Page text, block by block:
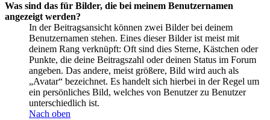
Was sind das für Bilder, die bei meinem Benutzernamen
angezeigt werden?
In der Beitragsansicht können zwei Bilder bei deinem
Benutzernamen stehen. Eines dieser Bilder ist meist mit
deinem Rang verknüpft: Oft sind dies Sterne, Kästchen oder
Punkte, die deine Beitragszahl oder deinen Status im Forum
angeben. Das andere, meist größere, Bild wird auch als
„Avatar“ bezeichnet. Es handelt sich hierbei in der Regel um
ein persönliches Bild, welches von Benutzer zu Benutzer
unterschiedlich ist.
Nach oben